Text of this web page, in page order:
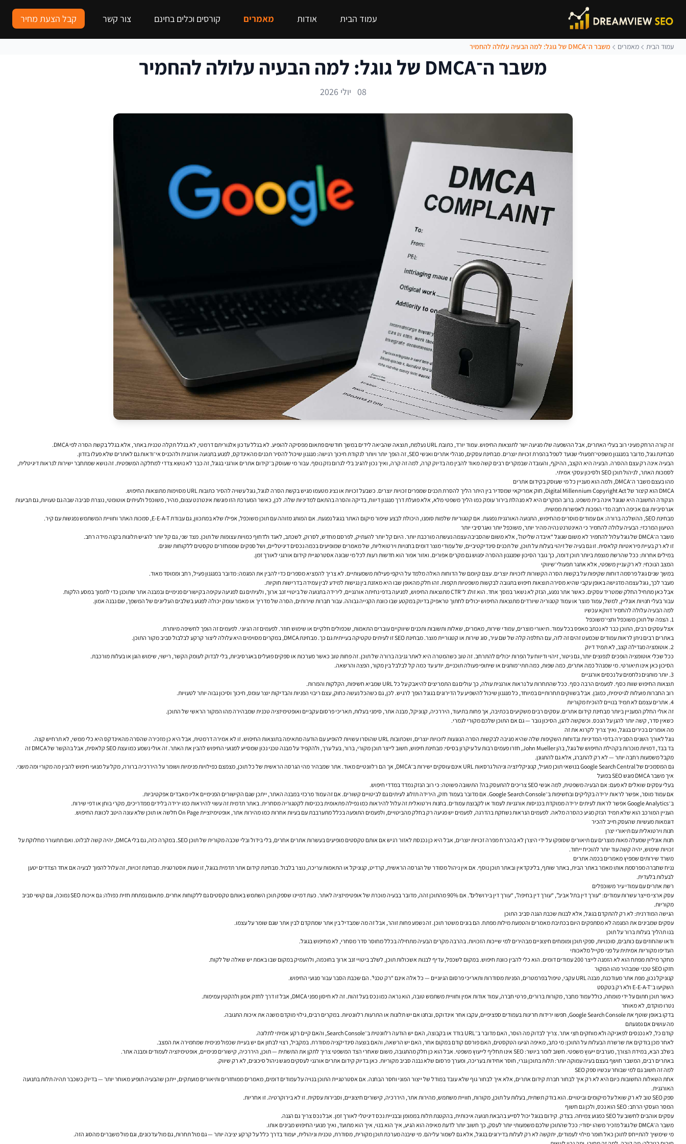
עמוד הבית אודות מאמרים קורסים וכלים בחינם צור קשר קבל הצעת מחיר
עמוד הבית מאמרים משבר ה־DMCA של גוגל: למה הבעיה עלולה להחמיר
משבר ה־DMCA של גוגל: למה הבעיה עלולה להחמיר
08 יולי 2026
זה קורה הרחק מעיני רוב בעלי האתרים, אבל ההשפעה שלו מגיעה ישר לתוצאות החיפוש. עמוד יורד, כתובת URL נעלמת, תוצאה שהביאה לידים במשך חודשים פתאום מפסיקה להופיע. לא בגלל עדכון אלגוריתם דרמטי, לא בגלל תקלה טכנית באתר, אלא בגלל בקשת הסרה לפי DMCA.
מבחינת גוגל, מדובר במנגנון משפטי־תפעולי שנועד לטפל בהפרת זכויות יוצרים. מבחינת עסקים, מנהלי אתרים ואנשי SEO, זה הופך יותר ויותר לנקודת חיכוך רגישה: מנגנון שיכול להסיר תכנים מהאינדקס, לפגוע בתנועה אורגנית ולהכניס אי־ודאות גם לאתרים שלא פעלו בזדון.
הבעיה אינה רק עצם ההסרה. הבעיה היא הקצב, ההיקף, והעובדה שבמקרים רבים קשה מאוד להבין מה בדיוק קרה, למה זה קרה, ואיך נכון להגיב בלי לגרום נזק נוסף. עבור מי שעוסק ב־קידום אתרים אורגני בגוגל, זה כבר לא נושא צדדי למחלקה המשפטית. זה נושא שמתחבר ישירות לנראות דיגיטלית,
לסמכות האתר, לניהול תוכן SEO ולסיכון עסקי אמיתי.
מהו בעצם משבר ה־DMCA, ולמה הוא מעניין כל מי שעוסק בקידום אתרים
DMCA הוא קיצור של Digital Millennium Copyright Act, חוק אמריקאי שמסדיר בין היתר הליך להסרת תכנים שמפרים זכויות יוצרים. כשבעל זכויות או נציג מטעמו מגיש בקשת הסרה לגוגל, גוגל עשויה להסיר כתובות URL מסוימות מתוצאות החיפוש.
הנקודה החשובה היא שגוגל אינה בית משפט. ברוב המקרים היא לא מנהלת בירור עומק כמו הליך משפטי מלא, אלא פועלת דרך מנגנון דיווח, בדיקה והסרה בהתאם למדיניות שלה. לכן, כאשר המערכת הזו פוגשת אינטרנט עצום, מהיר, משוכפל ולעיתים אוטומטי, נוצרת סביבה שבה גם טעויות, גם תביעות
אגרסיביות וגם אכיפה רחבה מדי הופכות לאפשרות ממשית.
מבחינת SEO, ההשלכה ברורה: אם עמודים מוסרים מהחיפוש, התנועה האורגנית נפגעת. אם קטגוריות שלמות סומנו, היכולת לבצע שיפור מיקום האתר בגוגל נפגעת. אם המותג מזוהה עם תוכן משוכפל, אפילו שלא במתכוון, גם עבודת E-E-A-T, סמכות האתר וחוויית המשתמש נפגשות עם קיר.
הטיעון המרכזי: הבעיה עלולה להחמיר כי האינטרנט נהיה מהיר יותר, משוכפל יותר ואגרסיבי יותר
משבר ה־DMCA של גוגל עלול להחמיר לא משום שגוגל “איבדה שליטה”, אלא משום שהסביבה עצמה נעשתה מורכבת יותר. היום קל יותר להעתיק, לפרסם מחדש, לסרוק, לשכתב, לאגד ולדחוף כמויות עצומות של תוכן. מצד שני, גם קל יותר להגיש תלונות בקנה מידה רחב.
זו לא רק בעיית פיראטיות קלאסית. זו גם בעיה של זיהוי בעלות על תוכן, של תכנים סינדיקטיביים, של עמודי מוצר דומים בחנויות וירטואליות, של מאמרים שמופיעים בכמה נכסים דיגיטליים, ושל ספקים שממחזרים טקסטים ללקוחות שונים.
במילים אחרות: ככל שהרשת מוצפת ביותר תוכן דומה, כך גובר הסיכון שמנגנון ההסרה יפגוש גם מקרים אפורים. ואזור אפור הוא חדשות רעות לכל מי שבונה אסטרטגיית קידום אורגני לאורך זמן.
המצב הנוכחי: לא רק עניין משפטי, אלא אתגר תפעולי־שיווקי
במשך שנים גוגל פרסמה דוחות שקיפות על בקשות הסרה הקשורות לזכויות יוצרים. עצם קיומם של הדוחות האלה מלמד על היקפי פעילות משמעותיים. לא צריך להמציא מספרים כדי להבין את המגמה: מדובר במנגנון פעיל, רחב וממוסד מאוד.
מעבר לכך, גוגל עצמה מדגישה באופן עקבי שהיא מסירה תוצאות חיפוש בתגובה לבקשות משפטיות תקפות. זהו חלק מהאופן שבו היא מאזנת בין נגישות למידע לבין עמידה בדרישות חוקיות.
אבל כאן מתחיל החלק שמטריד עסקים. כאשר אתר נפגע, הנזק לא נשאר במסך אחד. הוא זולג ל־CTR מתוצאות החיפוש, לפגיעה בדפי נחיתה אורגניים, לירידה בתנועה של ביטויי זנב ארוך, ולעיתים גם לפגיעה עקיפה בקישורים פנימיים ובמבנה אתר שתוכנן כדי לתמוך במסע הלקוח.
עבור בעלי חנויות אונליין, למשל, עמוד מוצר או עמוד קטגוריה שיורדים מתוצאות החיפוש יכולים לחתוך טראפיק בדיוק במקטע שבו כוונת הקנייה גבוהה. עבור חברות שירותים, הסרה של מדריך או מאמר עומק יכולה לפגוע בשלבים העליונים של המשפך, שם נבנה אמון.
למה הבעיה עלולה להחמיר דווקא עכשיו
1. הצפה של תוכן משוכפל וחצי־משוכפל
אצל עסקים רבים, התוכן כבר לא נכתב מאפס בכל עמוד. תיאורי מוצרים, עמודי שירות, מאמרים, שאלות ותשובות ותכנים שיווקיים עוברים התאמות, שכפולים חלקיים או שימוש חוזר. לפעמים זה הגיוני. לפעמים זה הופך לחשיפה מיותרת.
באתרים רבים ניתן לראות עמודים שכמעט זהים זה לזה, עם החלפה קלה של שם עיר, סוג שירות או קטגוריית מוצר. מבחינת SEO זו לעיתים טקטיקה בעייתית גם כך. מבחינת DMCA, במקרים מסוימים היא עלולה ליצור קרקע לבלבול סביב מקור התוכן.
2. אוטומציה מגדילה קצב, לא תמיד דיוק
ככל שכלי אוטומציה הופכים לנפוצים יותר, גם ניטור, זיהוי ודיווח על הפרות יכולים להתרחב. זה טוב כשהמטרה היא לאתר גניבה ברורה של תוכן. זה פחות טוב כאשר מערכות או ספקים פועלים באגרסיביות, בלי לבדוק לעומק הקשר, רישוי, שימוש הוגן או בעלות מורכבת.
הסיכון כאן אינו תיאורטי. מי שמנהל כמה אתרים, כמה שפות, כמה תתי־מותגים או שיתופי פעולה תוכניים, יודע עד כמה קל לבלבל בין מקור, הפצה והרשאה.
3. יותר מותגים נלחמים על נכסים אורגניים
תוצאות החיפוש שוות כסף. לפעמים הרבה כסף. ככל שהתחרות על נראות אורגנית עולה, כך עולים גם התמריצים להיאבק על כל URL שמביא חשיפות, הקלקות והמרות.
רוב החברות פועלות לגיטימית, כמובן. אבל בשווקים תחרותיים במיוחד, כל מנגנון שיכול להשפיע על הדירוגים בגוגל הופך לרגיש. לכן, גם כשהכל נעשה כחוק, עצם ריבוי הפניות והבדיקות יוצר עומס, חיכוך וסיכון גבוה יותר לטעויות.
4. אתרים עצמם לא תמיד בנויים להוכיח מקוריות
זה אולי החלק המעניין ביותר מבחינת קידום אתרים. עסקים רבים משקיעים בכתיבה, אך פחות בתיעוד, היררכיה, קנוניקל, מבנה אתר, סימני בעלות, תאריכי פרסום עקביים ואופטימיזציה טכנית שמבהירה מהו המקור הראשי של התוכן.
כשאין סדר, קשה יותר להגן על הנכס. וכשקשה להגן, הסיכון גובר — גם אם התוכן שלכם מקורי לגמרי.
מה אומרים בכירים בגוגל, ואיך צריך לקרוא את זה
גוגל לאורך השנים הסבירה בדפי המדיניות ובדוחות השקיפות שלה שהיא מגיבה לבקשות הסרה הנוגעות לזכויות יוצרים, ושכתובות URL שהוסרו עשויות להופיע עם הודעה מתאימה בתוצאות החיפוש. זו לא אמירה דרמטית, אבל היא כן מזכירה שהסרה מהאינדקס היא כלי ממשי, לא תרחיש קצה.
בד בבד, דמויות מוכרות בקהילת החיפוש של גוגל, בהן John Mueller, חזרו פעמים רבות על עיקרון בסיסי: מבחינת חיפוש, חשוב לייצר תוכן מקורי, ברור, בעל ערך, ולהקפיד על מבנה טכני נכון שמסייע למנועי החיפוש להבין את האתר. זה אולי נשמע כמו עצת SEO קלאסית, אבל בהקשר של DMCA זה
מקבל משמעות רחבה יותר — לא רק להתברג, אלא גם להתגונן.
גם המסמכים של Google Search Central בנושאי תוכן מועיל, קנוניקליזציה וניהול גרסאות URL אינם עוסקים ישירות ב־DMCA, אך הם רלוונטיים מאוד. אתר שמבהיר מהי הגרסה הראשית של כל תוכן, מצמצם כפילויות פנימיות ושומר על היררכיה ברורה, מקל על מנועי חיפוש להבין מה מקורי ומה משני.
איך משבר DMCA פוגש SEO בפועל
בעלי עסקים שואלים לא פעם: אם הבעיה משפטית, למה אנשי SEO צריכים להתעסק בה? התשובה פשוטה: כי רוב הנזק נמדד במדדי חיפוש.
אם עמוד מוסר, אפשר לראות ירידה בקליקים ובחשיפות ב־Google Search Console. אם מדובר בעמוד חזק, הירידה תזלוג לעיתים גם לביטויים קשורים. אם זה עמוד מרכזי במבנה האתר, ייתכן שגם הקישורים הפנימיים אליו מאבדים אפקטיביות.
ב־Google Analytics אפשר לראות לעיתים ירידה ממוקדת בכניסות אורגניות לעמוד או לקבוצת עמודים. בחנות וירטואלית זה עלול להיראות כמו נפילה פתאומית בכניסות לקטגוריה מסחרית. באתר תדמית זה עשוי להיראות כמו ירידה בלידים ממדריכים, מקרי בוחן או דפי שירות.
העניין המורכב הוא שלא תמיד הנזק מגיע כהסרה מלאה. לפעמים הנראות נשחקת בהדרגה, לפעמים יש פגיעה רק בחלק מהביטויים, ולפעמים התופעה בכלל מתערבבת עם בעיות אחרות כמו מהירות אתר, אופטימיזציית On Page חלשה או תוכן שלא עונה היטב לכוונת החיפוש.
דוגמאות מעשיות שהעסק חייב להכיר
חנות וירטואלית עם תיאורי יצרן
חנות אונליין שמעלה מאות מוצרים עם תיאורים שסופקו על ידי היצרן לא בהכרח מפרה זכויות יוצרים, אבל היא כן נכנסת לאזור רגיש אם אותם טקסטים מופיעים בעשרות אתרים אחרים, בלי בידול ובלי שכבה מקורית של תוכן SEO. במקרה כזה, גם בלי DMCA, יהיה קשה לבלוט. ואם תתעורר מחלוקת על
זכויות שימוש, יהיה קשה עוד יותר להוכיח ייחוד.
משרד שירותים שמפיץ מאמרים בכמה אתרים
נניח שחברה מפרסמת אותו מאמר באתר הבית, באתר שותף, בלינקדאין ובאתר תוכן נוסף. אם אין ניהול מסודר של הגרסה הראשית, קרדיט, קנוניקל או התאמות עריכה, נוצר בלבול. מבחינת קידום אתר תדמית בגוגל, זו טעות אסטרטגית. מבחינת זכויות, זה עלול להפוך לבעיה אם אחד הצדדים יטען
לבעלות בלעדית.
רשת אתרים עם עמודי עיר משוכפלים
עסק ארצי מייצר עשרות עמודים: “עורך דין בתל אביב”, “עורך דין בחיפה”, “עורך דין בירושלים”. אם 90% מהתוכן זהה, מדובר בבעיה מוכרת של אופטימיזציה לאתר. כעת דמיינו שספק תוכן השתמש באותם טקסטים גם ללקוחות אחרים. פתאום נפתחת חזית כפולה: גם איכות SEO נמוכה, וגם קושי סביב
מקוריות.
הגישה המודרנית: לא רק להתקדם בגוגל, אלא לבנות שכבת הגנה סביב התוכן
עסקים שמבינים את המגמה לא מסתפקים היום בכתיבת מאמרים והטמעת מילות מפתח. הם בונים משטר תוכן. זה נשמע פחות זוהר, אבל זה מה שמבדיל בין אתר שמתקדם לבין אתר שגם שומר על עצמו.
בנו תהליך בעלות ברור על תוכן
ודאו שהחוזים עם כותבים, סוכנויות, ספקי תוכן ומומחים חיצוניים מבהירים למי שייכות הזכויות. בהרבה מקרים הבעיה מתחילה בכלל מחוסר סדר מסחרי, לא מחיפוש בגוגל.
העדיפו מקוריות אמיתית על פני סקייל מלאכותי
מחקר מילות מפתח הוא לא הזמנה לייצר 200 עמודים דומים. הוא כלי להבין כוונת חיפוש. במקום לשכפל, עדיף לבנות אשכולות תוכן, לשלב ביטויי זנב ארוך בחוכמה, ולהעמיק במקום שבו באמת יש שאלה של לקוח.
חזקו SEO טכני שמבהיר מהו המקור
קנוניקל נכון, מפת אתר מעודכנת, מבנה URL עקבי, טיפול בפרמטרים, הפניות מסודרות ותאריכי פרסום הגיוניים — כל אלה אינם “רק טכני”. הם שכבת הסבר עבור מנועי החיפוש.
השקיעו ב־E-E-A-T ולא רק בטקסט
כאשר תוכן חתום על ידי מומחה, כולל עמוד מחבר, מקורות ברורים, פרטי חברה, עמוד אודות אמין וחוויית משתמש טובה, הוא נראה כמו נכס בעל זהות. זה לא חיסון מפני DMCA, אבל זו דרך לחזק אמון ולהקטין עמימות.
נטרו מוקדם, לא מאוחר
בדקו באופן שוטף את Google Search Console, חפשו ירידות חריגות בעמודים ספציפיים, עקבו אחר אינדוקס, ובחנו אם יש תלונות או התרעות רלוונטיות. במקרים רבים, גילוי מוקדם משנה את איכות התגובה.
מה עושים אם נפגעתם
קודם כל, לא נכנסים לפאניקה ולא מוחקים חצי אתר. צריך לבדוק מה הוסר, האם מדובר ב־URL בודד או בקבוצה, האם יש הודעה רלוונטית ב־Search Console, והאם קיים רקע אמיתי לתלונה.
לאחר מכן בודקים את שרשרת הבעלות על התוכן: מי כתב, מאיפה הגיעו הטקסטים, האם פורסם קודם במקום אחר, האם יש הרשאה, והאם בוצעה סינדיקציה מסודרת. במקביל, רצוי לבחון אם יש בעיית שכפול פנימית שמחמירה את המצב.
בשלב הבא, במידת הצורך, מערבים ייעוץ משפטי. חשוב לומר ביושר: SEO אינו תחליף לייעוץ משפטי. אבל הוא כן חלק מהתגובה, משום שאחרי הצד המשפטי צריך לתקן את התשתית — תוכן, היררכיה, קישורים פנימיים, אופטימיזציה לעמודים ומבנה אתר.
באתרים רבים, המשבר חושף בעצם בעיה עמוקה יותר: תלות בתוכן גנרי, חוסר אחידות בעריכה, ומערך פרסום שלא נבנה סביב מקוריות. כאן בדיוק קידום אתרים אורגני לעסקים פוגש ניהול סיכונים, לא רק שיווק.
למה זה חשוב גם למי שבוחר עכשיו ספק SEO
אחת השאלות החשובות כיום היא לא רק איך לבחור חברת קידום אתרים, אלא איך לבחור גוף שלא עובד במודל של ייצור המוני וחסר הבחנה. אם אסטרטגיית התוכן בנויה על עמודים דומים, מאמרים ממוחזרים ותיאורים מועתקים, ייתכן שהבעיה תופיע מאוחר יותר — בדיוק כשכבר תהיה תלות בתנועה
האורגנית.
ספק SEO טוב לא רק שואל על מיקומים וביטויים. הוא בודק תשתית, בעלות על תוכן, מקורות, חוויית משתמש, מהירות אתר, היררכיה, קישורים חיצוניים, וסבירות עסקית. זו לא בירוקרטיה. זו אחריות.
המסר העסקי הרחב: SEO הוא נכס, ולכן גם חשוף
עסקים אוהבים לחשוב על SEO כמנוע צמיחה. בצדק. קידום בגוגל יכול לסייע בהבאת תנועה איכותית, בהקטנת תלות בממומן ובבניית נכס דיגיטלי לאורך זמן. אבל נכס צריך גם הגנה.
משבר ה־DMCA של גוגל מזכיר משהו יסודי: ככל שהתוכן שלכם משמעותי יותר לעסק, כך חשוב יותר לדעת מאיפה הוא הגיע, איך הוא בנוי, איך הוא מתועד, ואיך מנועי החיפוש מבינים אותו.
מי שימשיך להתייחס לתוכן כאל חומר מילוי לעמודים, יתקשה לא רק לעלות בדירוגים בגוגל, אלא גם לשמור עליהם. מי שיבנה מערכת תוכן מקורית, מסודרת, טכנית וניהולית, יעמוד בדרך כלל על קרקע יציבה יותר — גם מול תחרות, גם מול עדכונים, וגם מול משברים מהסוג הזה.